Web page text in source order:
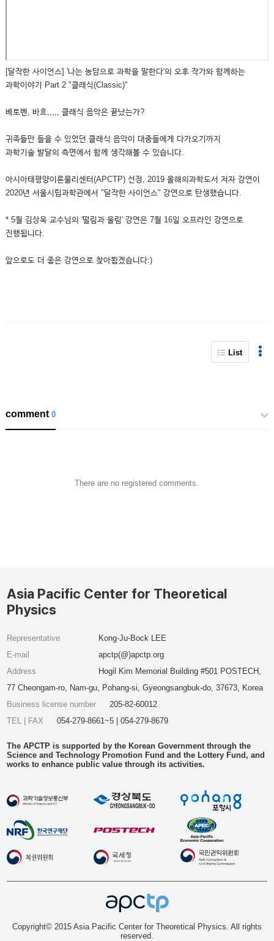
[달작한 사이언스] '나는 농담으로 과학을 말한다'의 오후 작가와 함께하는
과학이야기 Part 2 "클래식(Classic)"
베토벤, 바흐,,,,, 클래식 음악은 끝났는가?
귀족들만 들을 수 있었던 클래식 음악이 대중들에게 다가오기까지
과학기술 발달의 측면에서 함께 생각해볼 수 있습니다.
아시아태평양이론물리센터(APCTP) 선정, 2019 올해의과학도서 저자 강연이
2020년 서울시립과학관에서 "달작한 사이언스" 강연으로 탄생했습니다.
* 5월 김상욱 교수님의 '떨림과 울림' 강연은 7월 16일 오프라인 강연으로
진행됩니다.
앞으로도 더 좋은 강연으로 찾아뵙겠습니다:)
List
comment0
There are no registered comments.
Asia Pacific Center for Theoretical
Physics
Representative
Kong-Ju-Bock LEE
E-mail
apctp(@)apctp.org
Address
Hogil Kim Memorial Building #501 POSTECH,
77 Cheongam-ro, Nam-gu, Pohang-si, Gyeongsangbuk-do, 37673, Korea
Business license number
205-82-60012
TEL | FAX
054-279-8661~5 | 054-279-8679
The APCTP is supported by the Korean Government through the
Science and Technology Promotion Fund and the Lottery Fund, and
works to enhance public value through its activities.
Copyright© 2015 Asia Pacific Center for Theoretical Physics. All rights
reserved.